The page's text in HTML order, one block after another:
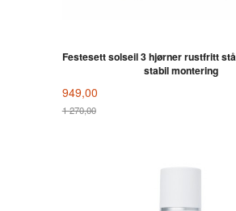
Festesett solseil 3 hjørner rustfritt
stabil montering
949,00
1 270,00